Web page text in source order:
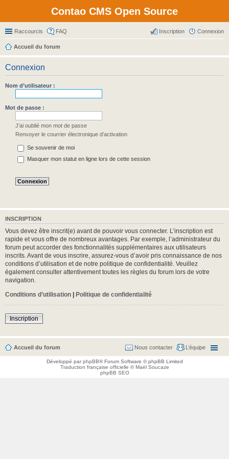
Contao CMS Open Source
Raccourcis FAQ Connexion
Inscription
Accueil du forum
Connexion
Nom d’utilisateur :
Mot de passe :
J’ai oublié mon mot de passe
Renvoyer le courrier électronique d’activation
Se souvenir de moi
Masquer mon statut en ligne lors de cette session
INSCRIPTION
Vous devez être inscrit(e) avant de pouvoir vous connecter. L’inscription est
rapide et vous offre de nombreux avantages. Par exemple, l’administrateur du
forum peut accorder des fonctionnalités supplémentaires aux utilisateurs
inscrits. Avant de vous inscrire, assurez-vous d’avoir pris connaissance de nos
conditions d’utilisation et de notre politique de confidentialité. Veuillez
également consulter attentivement toutes les règles du forum lors de votre
navigation.
Conditions d’utilisation | Politique de confidentialité
Inscription
Accueil du forum L’équipe
Nous contacter
Développé parphpBB® Forum Software © phpBB Limited
Traduction française officielle ©Maël Soucaze
phpBB SEO